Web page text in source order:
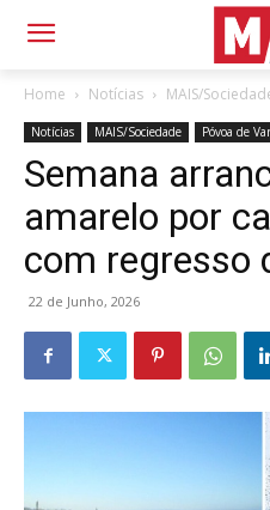
Home Notícias MAIS/
Notícias MAIS/Sociedade Póvoa de
Semana
amarelo por
com regresso
22 de Junho, 2026